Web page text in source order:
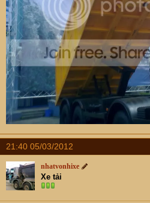
21:40 05/03/2012
nhatvonhixe
Xe tải